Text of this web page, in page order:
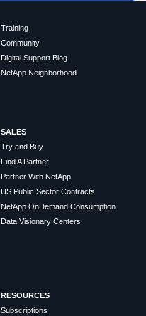
Training
Community
Digital Support Blog
NetApp Neighborhood
SALES
Try and Buy
Find A Partner
Partner With NetApp
US Public Sector Contracts
NetApp OnDemand Consumption
Data Visionary Centers
RESOURCES
Subscriptions